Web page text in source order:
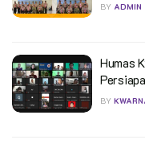
BY ADMIN
Humas
BY